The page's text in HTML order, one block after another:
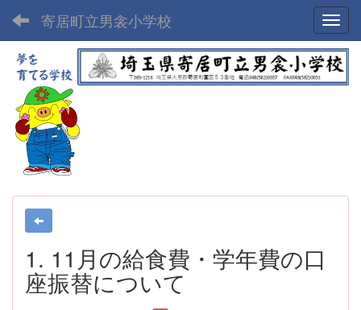
寄居町立男衾小学校
1. 11月の給食費・学年費の口
座振替について